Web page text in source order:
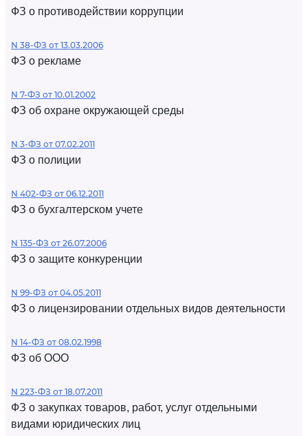
ФЗ о противодействии коррупции
N 38-ФЗ от 13.03.2006
ФЗ о рекламе
N 7-ФЗ от 10.01.2002
ФЗ об охране окружающей среды
N 3-ФЗ от 07.02.2011
ФЗ о полиции
N 402-ФЗ от 06.12.2011
ФЗ о бухгалтерском учете
N 135-ФЗ от 26.07.2006
ФЗ о защите конкуренции
N 99-ФЗ от 04.05.2011
ФЗ о лицензировании отдельных видов деятельности
N 14-ФЗ от 08.02.1998
ФЗ об ООО
N 223-ФЗ от 18.07.2011
ФЗ о закупках товаров, работ, услуг отдельными
видами юридических лиц